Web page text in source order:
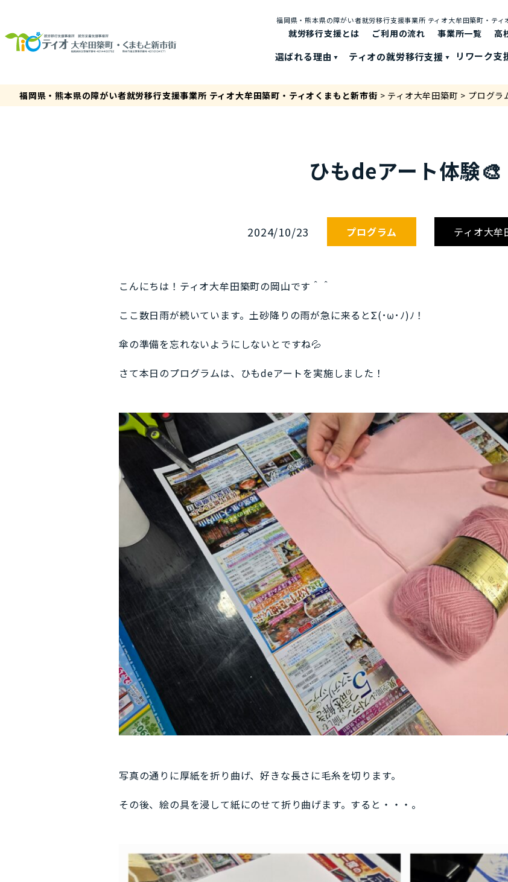
福岡県・熊本県の障がい者就労移⾏⽀援事業所 ティオ⼤牟⽥築町・ティ
就労移行支援とは ご利⽤の流れ 事業所一覧 高
選ばれる理由 ティオの就労移⾏⽀援 リワーク支
福岡県・熊本県の障がい者就労移行支援事業所 ティオ大牟田築町・ティオくまもと新市街 > ティオ大牟田築町 > プログラ
ひもdeアート体験🎨
2024/10/23 プログラム ティオ大牟
こんにちは！ティオ大牟田築町の岡山です＾＾
ここ数日雨が続いています。土砂降りの雨が急に来るとΣ(･ω･ﾉ)ﾉ！
傘の準備を忘れないようにしないとですね💦
さて本日のプログラムは、ひもdeアートを実施しました！
写真の通りに厚紙を折り曲げ、好きな長さに毛糸を切ります。
その後、絵の具を浸して紙にのせて折り曲げます。すると・・・。